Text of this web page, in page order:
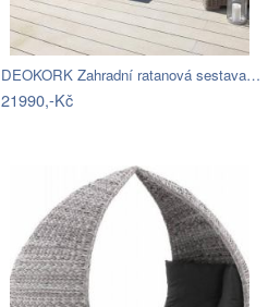
DEOKORK Zahradní ratanová sestava…
21990,-Kč